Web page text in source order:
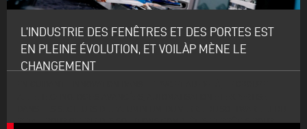
L’INDUSTRIE DES FENÊTRES ET DES PORTES EST
EN PLEINE ÉVOLUTION, ET VOILÀP MÈNE LE
CHANGEMENT
RETAIL POUR OFFRIR DES SOLUTIONS COMPLÈTES ET PRÊTES POUR